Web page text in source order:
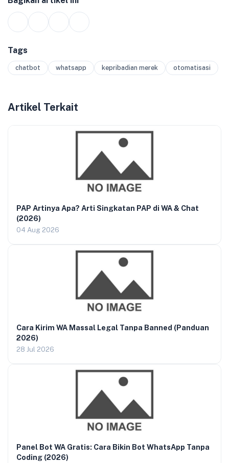
Tags
chatbot whatsapp kepribadian merek otomatisasi
Artikel Terkait
PAP Artinya Apa? Arti Singkatan PAP di WA & Chat
(2026)
04 Aug 2026
Cara Kirim WA Massal Legal Tanpa Banned (Panduan
2026)
28 Jul 2026
Panel Bot WA Gratis: Cara Bikin Bot WhatsApp Tanpa
Coding (2026)